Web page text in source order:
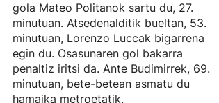
gola Mateo Politanok sartu du, 27.
minutuan. Atsedenalditik bueltan, 53.
minutuan, Lorenzo Luccak bigarrena
egin du. Osasunaren gol bakarra
penaltiz iritsi da. Ante Budimirrek, 69.
minutuan, bete-betean asmatu du
hamaika metroetatik.